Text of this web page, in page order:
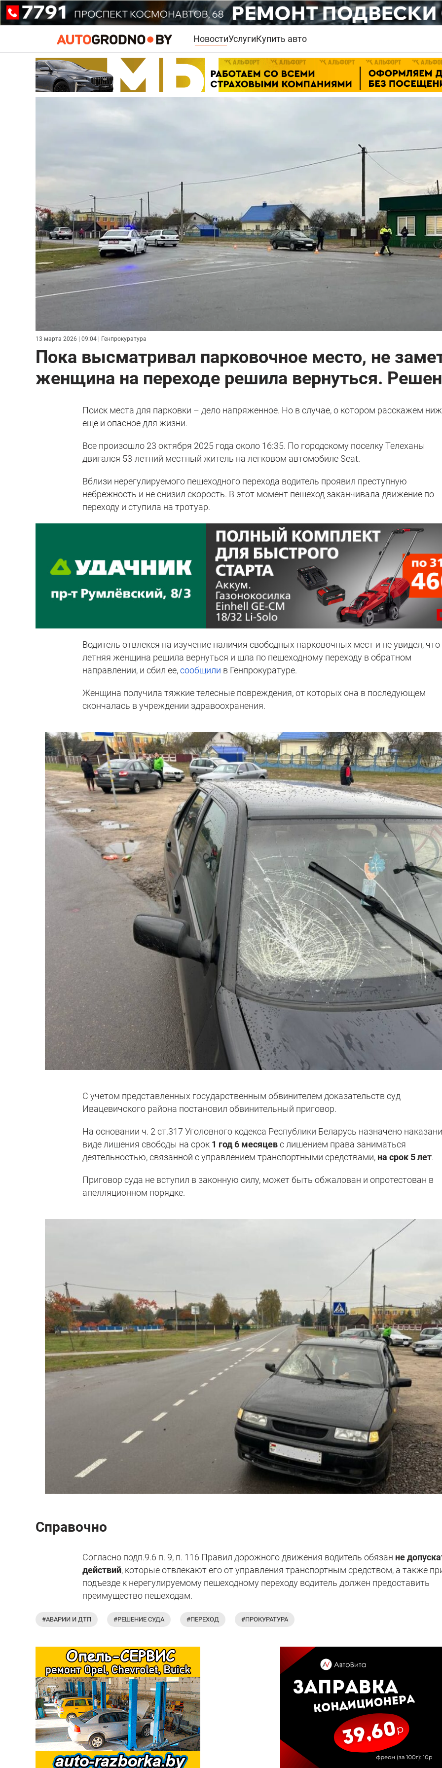
НовостиУслугиКупить авто
13 марта 2026 | 09:04 | Генпрокуратура
Пока высматривал парковочное место, не
женщина на переходе решила вернуться.
Поиск места для парковки – дело напряженное. Но в случае, о котором расскажем
еще и опасное для жизни.
Все произошло 23 октября 2025 года около 16:35. По городскому поселку Телеханы
двигался 53-летний местный житель на легковом автомобиле Seat.
Вблизи нерегулируемого пешеходного перехода водитель проявил преступную
небрежность и не снизил скорость. В этот момент пешеход заканчивала движение по
переходу и ступила на тротуар.
Водитель отвлекся на изучение наличия свободных парковочных мест и не увидел, что
летняя женщина решила вернуться и шла по пешеходному переходу в обратном
направлении, и сбил ее,сообщили в Генпрокуратуре.
Женщина получила тяжкие телесные повреждения, от которых она в последующем
скончалась в учреждении здравоохранения.
С учетом представленных государственным обвинителем доказательств суд
Ивацевичского района постановил обвинительный приговор.
На основании ч. 2 ст.317 Уголовного кодекса Республики Беларусь назначено
виде лишения свободы на срок 1 год 6 месяцевс лишением права заниматься
деятельностью, связанной с управлением транспортными средствами, на срок 5 лет.
Приговор суда не вступил в законную силу, может быть обжалован и опротестован в
апелляционном порядке.
Справочно
Согласно подп.9.6 п. 9, п. 116 Правил дорожного движения водитель обязан не
действий, которые отвлекают его от управления транспортным средством, а также
подъезде к нерегулируемому пешеходному переходу водитель должен предоставить
преимущество пешеходам.
#АВАРИИ И ДТП #РЕШЕНИЕ СУДА #ПЕРЕХОД #ПРОКУРАТУРА